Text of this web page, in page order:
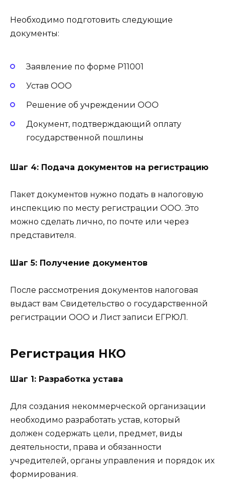
Необходимо подготовить следующие
документы:
Заявление по форме Р11001
Устав ООО
Решение об учреждении ООО
Документ, подтверждающий оплату
государственной пошлины
Шаг 4: Подача документов на регистрацию
Пакет документов нужно подать в налоговую
инспекцию по месту регистрации ООО. Это
можно сделать лично, по почте или через
представителя.
Шаг 5: Получение документов
После рассмотрения документов налоговая
выдаст вам Свидетельство о государственной
регистрации ООО и Лист записи ЕГРЮЛ.
Регистрация НКО
Шаг 1: Разработка устава
Для создания некоммерческой организации
необходимо разработать устав, который
должен содержать цели, предмет, виды
деятельности, права и обязанности
учредителей, органы управления и порядок их
формирования.